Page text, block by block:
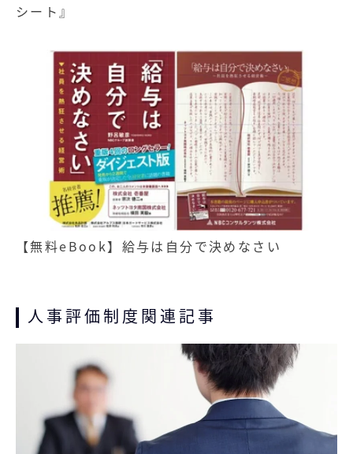
シート』
【無料eBook】給与は自分で決めなさい
人事評価制度関連記事